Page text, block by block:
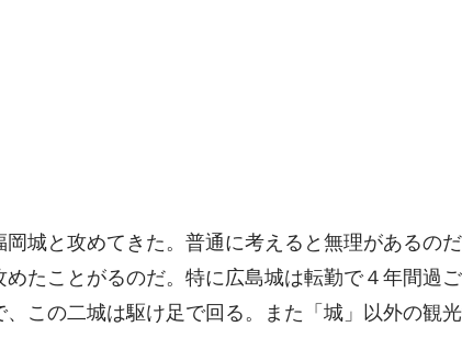
城と攻めてきた。普通に考えると無理があるの
めたことがるのだ。特に広島城は転勤で４年間過
この二城は駆け足で回る。また「城」以外の観